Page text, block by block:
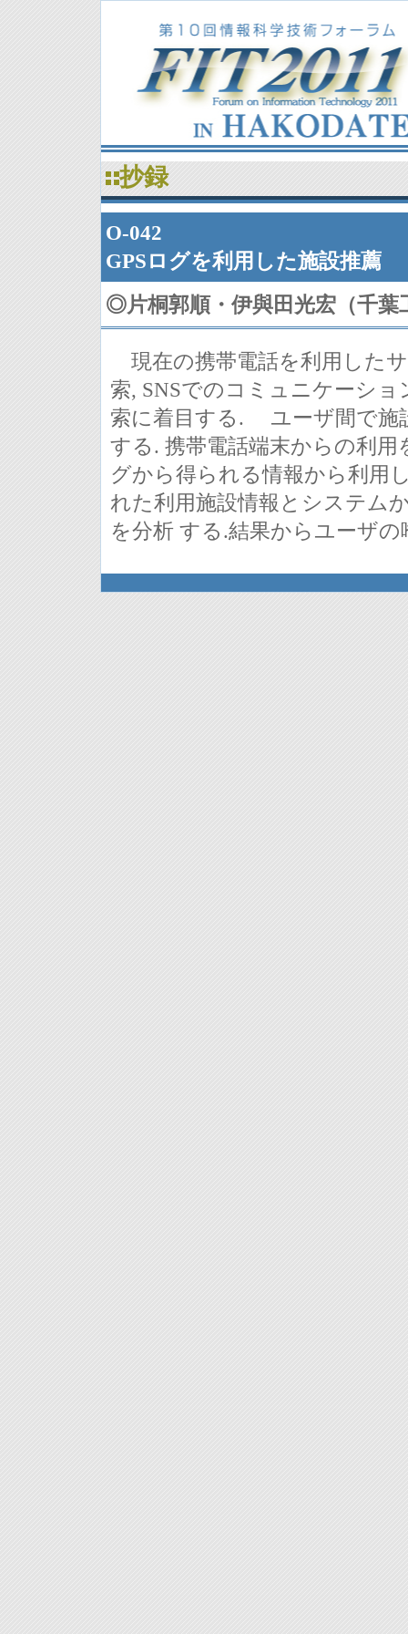
抄録
O-042
GPSログを利用した施設推薦
◎片桐郭順・伊與田光宏（千葉
現在の携帯電話を利用した
索, SNSでのコミュニケーシ
索に着目する. ユーザ間で施
する. 携帯電話端末からの利用
グから得られる情報から利
れた利用施設情報とシステム
を分析 する.結果からユーザ